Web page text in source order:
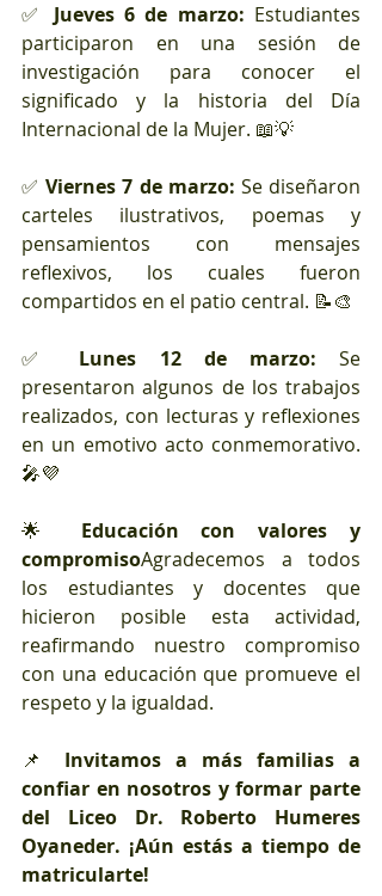
✅ Jueves 6 de marzo: Estudiantes
participaron en una sesión de
investigación para conocer el
significado y la historia del Día
Internacional de la Mujer. 📖💡
✅ Viernes 7 de marzo: Se diseñaron
carteles ilustrativos, poemas y
pensamientos con mensajes
reflexivos, los cuales fueron
compartidos en el patio central. 📝🎨
✅ Lunes 12 de marzo: Se
presentaron algunos de los trabajos
realizados, con lecturas y reflexiones
en un emotivo acto conmemorativo.
🎤💜
🌟 Educación con valores y
compromisoAgradecemos a todos
los estudiantes y docentes que
hicieron posible esta actividad,
reafirmando nuestro compromiso
con una educación que promueve el
respeto y la igualdad.
📌 Invitamos a más familias a
confiar en nosotros y formar parte
del Liceo Dr. Roberto Humeres
Oyaneder. ¡Aún estás a tiempo de
matricularte!